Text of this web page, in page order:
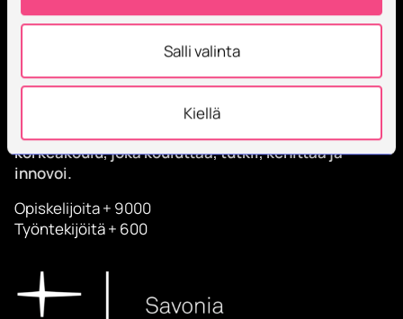
Salli valinta
Kiellä
Savonia on kansainvälinen työelämäläheinen
korkeakoulu, joka kouluttaa, tutkii, kehittää ja
innovoi.
Opiskelijoita + 9000
Työntekijöitä + 600